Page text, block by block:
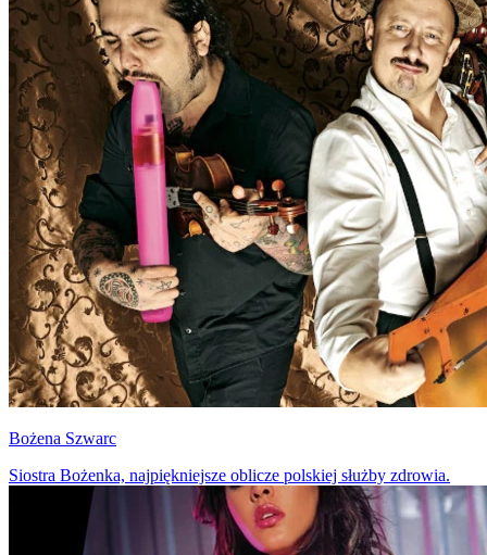
Bożena Szwarc
Siostra Bożenka, najpiękniejsze oblicze polskiej służby zdrowia.